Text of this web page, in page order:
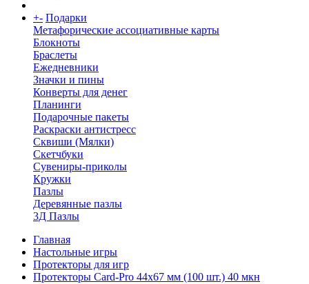
+- Подарки
Метафорические ассоциативные карты
Блокноты
Браслеты
Ежедневники
Значки и пины
Конверты для денег
Планинги
Подарочные пакеты
Раскраски антистресс
Сквиши (Мялки)
Скетчбуки
Сувениры-приколы
Кружки
Пазлы
Деревянные пазлы
3Д Пазлы
Главная
Настольные игры
Протекторы для игр
Протекторы Card-Pro 44x67 мм (100 шт.) 40 мкн